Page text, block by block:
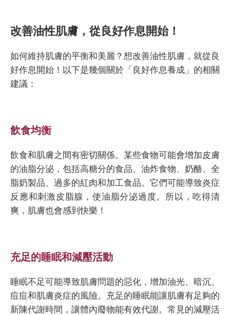
改善油性肌膚，從良好作息開始！
如何維持肌膚的平衡和美麗？想改善油性肌膚，就從良
好作息開始！以下是幾個關於「良好作息養成」的相關
建議：
飲食均衡
飲食和肌膚之間有密切關係。某些食物可能會增加皮膚
的油脂分泌，包括高糖分的食品、油炸食物、奶酪、全
脂奶製品、過多的紅肉和加工食品。它們可能導致炎症
反應和刺激皮脂腺，使油脂分泌過度。所以，吃得清
爽，肌膚也會感到快樂！
充足的睡眠和減壓活動
睡眠不足可能導致肌膚問題的惡化，增加油光、暗沉、
痘痘和肌膚炎症的風險。充足的睡眠能讓肌膚有足夠的
新陳代謝時間，讓體內廢物能有效代謝。常見的減壓活